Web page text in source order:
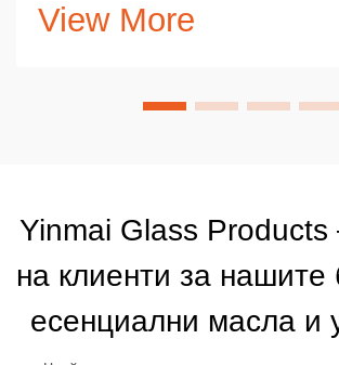
View More
Yinmai Glass Products
на клиенти за нашите
есенциални масла и